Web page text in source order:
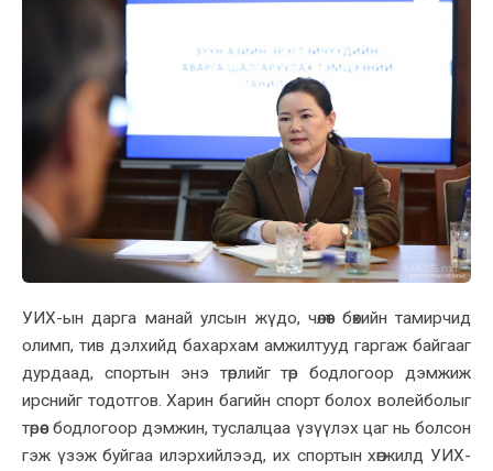
УИХ-ын дарга манай улсын жүдо, чөлөөт бөхийн тамирчид
олимп, тив дэлхийд бахархам амжилтууд гаргаж байгааг
дурдаад, спортын энэ төрлийг төр бодлогоор дэмжиж
ирснийг тодотгов. Харин багийн спорт болох волейболыг
төрөөс бодлогоор дэмжин, туслалцаа үзүүлэх цаг нь болсон
гэж үзэж буйгаа илэрхийлээд, их спортын хөгжилд УИХ-